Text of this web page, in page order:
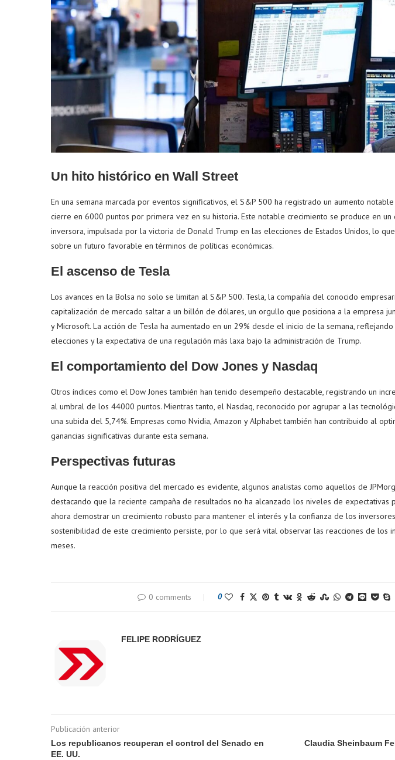
Un hito histórico en Wall Street
En una semana marcada por eventos significativos, el S&P 500 ha registrado un aumento
cierre en 6000 puntos por primera vez en su historia. Este notable crecimiento se produce en
inversora, impulsada por la victoria de Donald Trump en las elecciones de Estados Unidos, lo
sobre un futuro favorable en términos de políticas económicas.
El ascenso de Tesla
Los avances en la Bolsa no solo se limitan al S&P 500. Tesla, la compañía del conocido
capitalización de mercado saltar a un billón de dólares, un orgullo que posiciona a la empresa
y Microsoft. La acción de Tesla ha aumentado en un 29% desde el inicio de la semana,
elecciones y la expectativa de una regulación más laxa bajo la administración de Trump.
El comportamiento del Dow Jones y Nasdaq
Otros índices como el Dow Jones también han tenido desempeño destacable, registrando un
al umbral de los 44000 puntos. Mientras tanto, el Nasdaq, reconocido por agrupar a las
una subida del 5,74%. Empresas como Nvidia, Amazon y Alphabet también han contribuido al
ganancias significativas durante esta semana.
Perspectivas futuras
Aunque la reacción positiva del mercado es evidente, algunos analistas como aquellos de
destacando que la reciente campaña de resultados no ha alcanzado los niveles de expectativas
ahora demostrar un crecimiento robusto para mantener el interés y la confianza de los
sostenibilidad de este crecimiento persiste, por lo que será vital observar las reacciones de los
meses.
0 comments 0
FELIPE RODRÍGUEZ
Publicación anterior
Los republicanos recuperan el control del Senado en
EE. UU.
Claudia Sheinbaum